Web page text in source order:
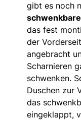
gibt es noch
das fest
der
angebracht
Scharnieren
schwenken.
Duschen zur
das
eingeklappt,